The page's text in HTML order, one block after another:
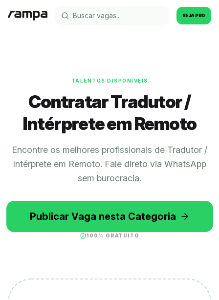
SEJA PRO
Explorar vagas
TALENTOS DISPONÍVEIS
Contratar Tradutor /
Intérprete em Remoto
Encontre os melhores profissionais de Tradutor /
Intérprete em Remoto. Fale direto via WhatsApp
sem burocracia.
Publicar Vaga nesta Categoria
100% GRATUITO